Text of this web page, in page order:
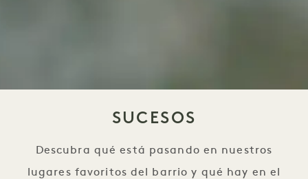
SUCESOS
Descubra qué está pasando en nuestros
lugares favoritos del barrio y qué hay en el